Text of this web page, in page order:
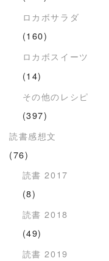
ロカボサラダ
(160)
ロカボスイーツ
(14)
その他のレシピ
(397)
読書感想文
(76)
読書 2017
(8)
読書 2018
(49)
読書 2019